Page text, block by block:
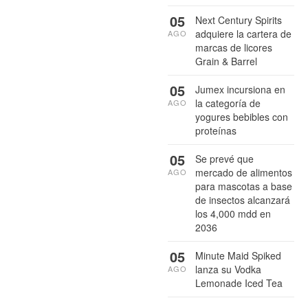
Next Century Spirits
adquiere la cartera de
marcas de licores
Grain & Barrel
05
AGO
Jumex incursiona en
la categoría de
yogures bebibles con
proteínas
05
AGO
Se prevé que
mercado de alimentos
para mascotas a base
de insectos alcanzará
los 4,000 mdd en
2036
05
AGO
Minute Maid Spiked
lanza su Vodka
Lemonade Iced Tea
05
AGO